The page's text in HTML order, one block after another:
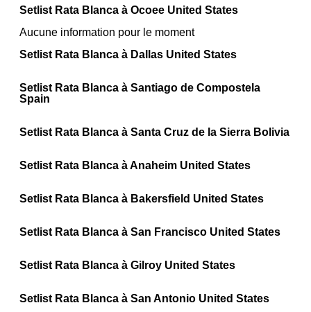
Setlist Rata Blanca à Ocoee United States
Aucune information pour le moment
Setlist Rata Blanca à Dallas United States
Setlist Rata Blanca à Santiago de Compostela
Spain
Setlist Rata Blanca à Santa Cruz de la Sierra Bolivia
Setlist Rata Blanca à Anaheim United States
Setlist Rata Blanca à Bakersfield United States
Setlist Rata Blanca à San Francisco United States
Setlist Rata Blanca à Gilroy United States
Setlist Rata Blanca à San Antonio United States